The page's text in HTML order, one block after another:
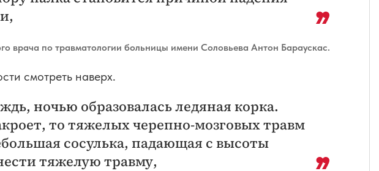
врача по травматологии больницы имени Соловьева Антон Бараускас.
смотреть наверх.
ночью образовалась ледяная корка.
то тяжелых черепно-мозговых травм
сосулька, падающая с высоты
тяжелую травму,